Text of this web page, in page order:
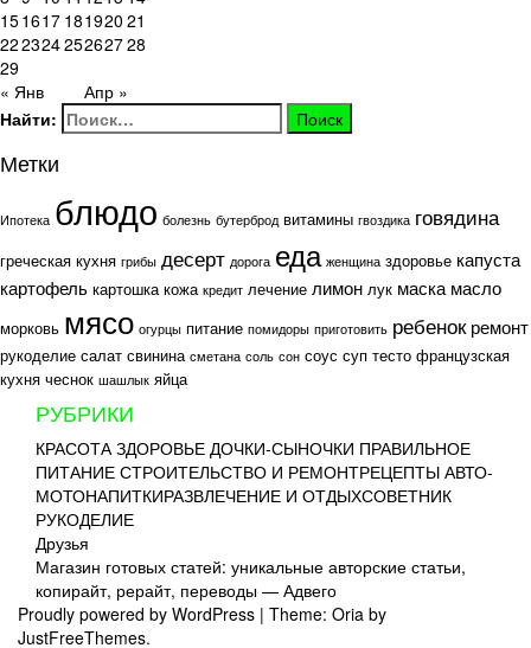
« Янв Апр »
151617 181920 21
22232425262728
29
Найти:
Метки
Ипотека блюдо болезнь бутерброд витамины гвоздика говядина
греческая кухня грибы десерт дорога еда женщина здоровье капуста
картофель картошка кожа кредит лечение лимон лук маска масло
морковь мясо огурцы питание помидоры приготовить ребенок ремонт
рукоделие салат свинина сметана соль сон соус суп тесто французская
кухня чеснок шашлык яйца
РУБРИКИ
КРАСОТА ЗДОРОВЬЕ ДОЧКИ-СЫНОЧКИ ПРАВИЛЬНОЕ
ПИТАНИЕ СТРОИТЕЛЬСТВО И РЕМОНТРЕЦЕПТЫ АВТО-
МОТОНАПИТКИРАЗВЛЕЧЕНИЕ И ОТДЫХСОВЕТНИК
РУКОДЕЛИЕ
Друзья
Магазин готовых статей: уникальные авторские статьи,
копирайт, рерайт, переводы — Адвего
Proudly powered by WordPress | Theme: Oria by
JustFreeThemes.